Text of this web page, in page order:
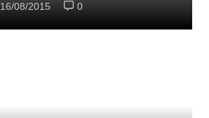
16/08/2015 0